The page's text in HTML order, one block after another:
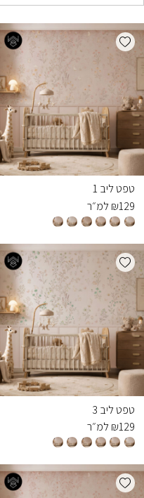
Add wishlist
טפט ליב 1
₪129 למ״ר
Add wishlist
טפט ליב 3
₪129 למ״ר
Add wishlist